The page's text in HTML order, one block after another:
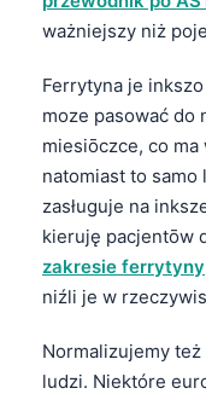
ważniejszy niż
Ferrytyna je
moze pasować do
miesiōczce, co ma
natomiast to samo
zasługuje na
kieruję pacjentōw
zakresie ferrytyny
niźli je w
Normalizujemy
ludzi. Niektóre